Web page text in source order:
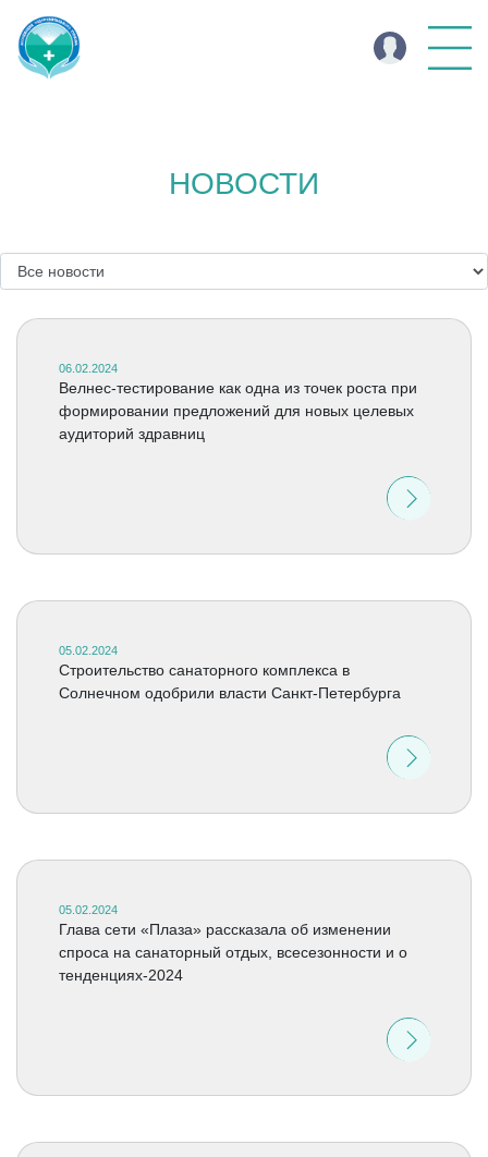
НОВОСТИ
06.02.2024
Велнес-тестирование как одна из точек роста при
формировании предложений для новых целевых
аудиторий здравниц
05.02.2024
Строительство санаторного комплекса в
Солнечном одобрили власти Санкт-Петербурга
05.02.2024
Глава сети «Плаза» рассказала об изменении
спроса на санаторный отдых, всесезонности и о
тенденциях-2024